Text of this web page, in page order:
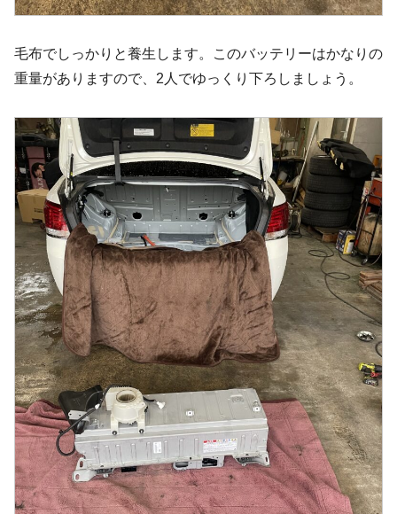
毛布でしっかりと養生します。このバッテリーはかなりの
重量がありますので、2人でゆっくり下ろしましょう。